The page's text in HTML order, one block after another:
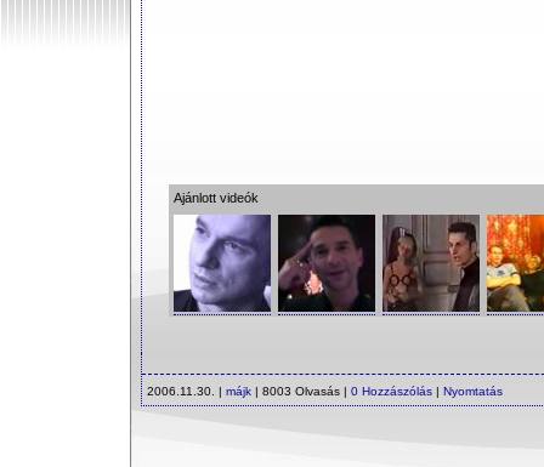
Ajánlott videók
2006.11.30. | májk | 8003 Olvasás | 0 Hozzászólás | Nyomtatás